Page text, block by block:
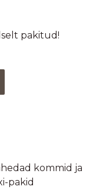
pakitud!
kommid ja
pakid